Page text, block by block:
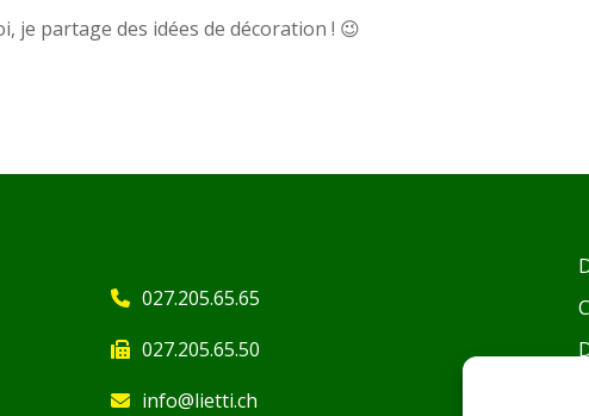
je partage des idées de décoration ! 😉
027.205.65.65
027.205.65.50
info@lietti.ch